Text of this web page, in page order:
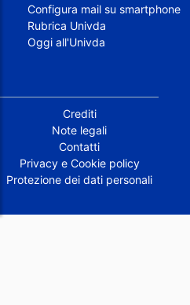
Configura mail su smartphone
Rubrica Univda
Oggi all'Univda
Piè di pagina
Crediti
Note legali
Contatti
Privacy e Cookie policy
Protezione dei dati personali